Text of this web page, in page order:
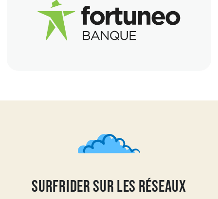
Surfrider sur les réseaux